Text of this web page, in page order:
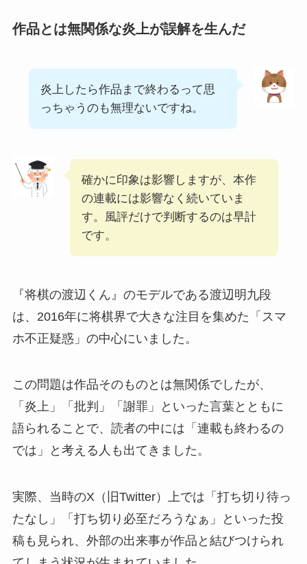
作品とは無関係な炎上が誤解を生んだ
炎上したら作品まで終わるって思
っちゃうのも無理ないですね。
確かに印象は影響しますが、本作
の連載には影響なく続いていま
す。風評だけで判断するのは早計
です。
『将棋の渡辺くん』のモデルである渡辺明九段
は、2016年に将棋界で大きな注目を集めた「スマ
ホ不正疑惑」の中心にいました。
この問題は作品そのものとは無関係でしたが、
「炎上」「批判」「謝罪」といった言葉とともに
語られることで、読者の中には「連載も終わるの
では」と考える人も出てきました。
実際、当時のX（旧Twitter）上では「打ち切り待っ
たなし」「打ち切り必至だろうなぁ」といった投
稿も見られ、外部の出来事が作品と結びつけられ